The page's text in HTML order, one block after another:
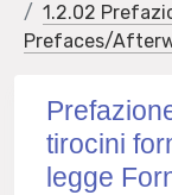
1.2.02
Prefaces/
tirocini
legge